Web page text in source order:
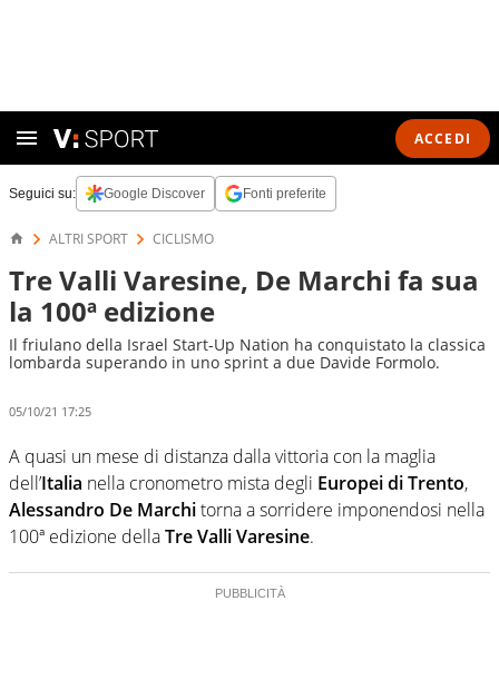
ACCEDI
Seguici su: Google Discover Fonti preferite
ALTRI SPORT CICLISMO
Tre Valli Varesine, De Marchi fa sua
la 100ª edizione
Il friulano della Israel Start-Up Nation ha conquistato la classica
lombarda superando in uno sprint a due Davide Formolo.
05/10/21 17:25
A quasi un mese di distanza dalla vittoria con la maglia
dell’Italia nella cronometro mista degli Europei di Trento,
Alessandro De Marchitorna a sorridere imponendosi nella
100ª edizione dellaTre Valli Varesine.